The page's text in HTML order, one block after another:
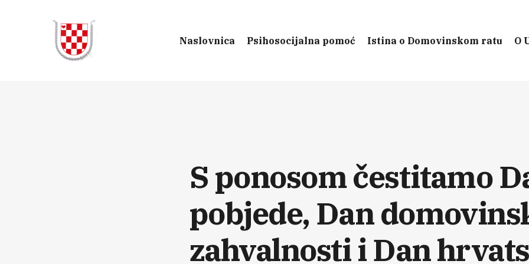
Naslovnica Psihosocijalna pomoć Istina o Domovinskom ratu O
S ponosom čestitamo
pobjede, Dan
zahvalnosti i Dan